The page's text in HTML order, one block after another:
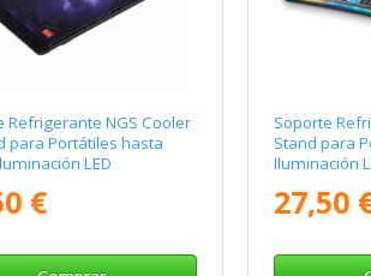
Refrigerante NGS Cooler
para Portátiles hasta
LED
€
Soporte
Stand para
Iluminación
27,50